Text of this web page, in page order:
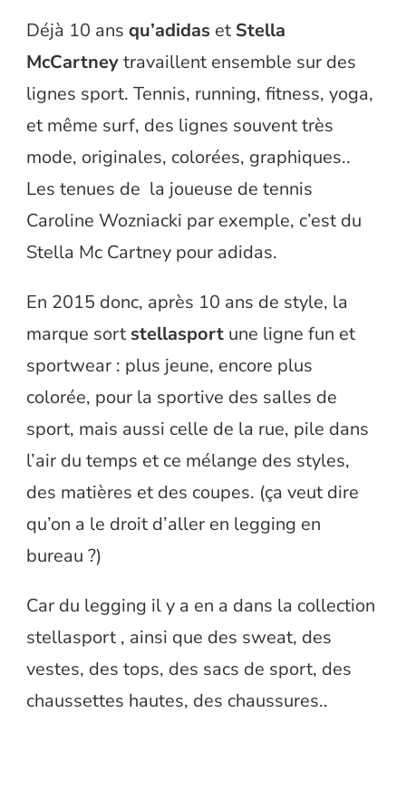
Déjà 10 ans qu’adidas et Stella
McCartneytravaillent ensemble sur des
lignes sport. Tennis, running, fitness, yoga,
et même surf, des lignes souvent très
mode, originales, colorées, graphiques..
Les tenues de la joueuse de tennis
Caroline Wozniacki par exemple, c’est du
Stella Mc Cartney pour adidas.
En 2015 donc, après 10 ans de style, la
marque sort stellasport une ligne fun et
sportwear : plus jeune, encore plus
colorée, pour la sportive des salles de
sport, mais aussi celle de la rue, pile dans
l’air du temps et ce mélange des styles,
des matières et des coupes. (ça veut dire
qu’on a le droit d’aller en legging en
bureau ?)
Car du legging il y a en a dans la collection
stellasport , ainsi que des sweat, des
vestes, des tops, des sacs de sport, des
chaussettes hautes, des chaussures..